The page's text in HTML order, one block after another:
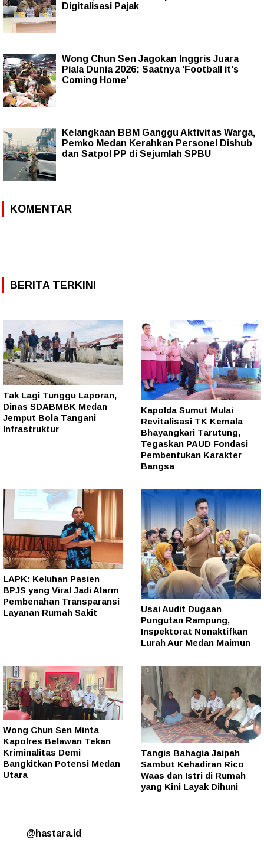
Digitalisasi Pajak
Wong Chun Sen Jagokan Inggris Juara
Piala Dunia 2026: Saatnya 'Football it's
Coming Home'
Kelangkaan BBM Ganggu Aktivitas Warga,
Pemko Medan Kerahkan Personel Dishub
dan Satpol PP di Sejumlah SPBU
KOMENTAR
BERITA TERKINI
Tak Lagi Tunggu Laporan,
Dinas SDABMBK Medan
Jemput Bola Tangani
Infrastruktur
Kapolda Sumut Mulai
Revitalisasi TK Kemala
Bhayangkari Tarutung,
Tegaskan PAUD Fondasi
Pembentukan Karakter
Bangsa
LAPK: Keluhan Pasien
BPJS yang Viral Jadi Alarm
Pembenahan Transparansi
Layanan Rumah Sakit
Usai Audit Dugaan
Pungutan Rampung,
Inspektorat Nonaktifkan
Lurah Aur Medan Maimun
Wong Chun Sen Minta
Kapolres Belawan Tekan
Kriminalitas Demi
Bangkitkan Potensi Medan
Utara
Tangis Bahagia Jaipah
Sambut Kehadiran Rico
Waas dan Istri di Rumah
yang Kini Layak Dihuni
@hastara.id